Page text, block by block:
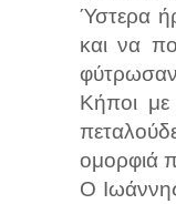
Ύστερα
και να
φύτρωσαν
Κήποι με
ομορφιά
Ο